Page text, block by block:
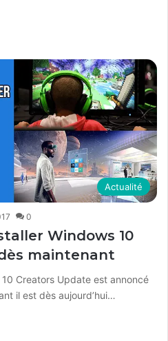
Actualité
0
Windows 10
maintenant
Creators Update est annoncé
il est dès aujourd’hui…